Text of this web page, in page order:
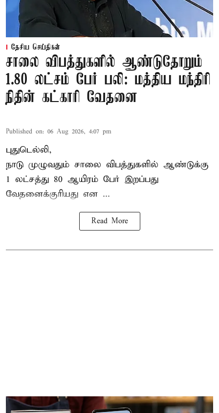
தேசிய செய்திகள்
சாலை விபத்துகளில் ஆண்டுதோறும்
1.80 லட்சம் பேர் பலி: மத்திய மந்திரி
நிதின் கட்காரி வேதனை
Published on: 06 Aug 2026, 4:07 pm
புதுடெல்லி,
நாடு முழுவதும் சாலை விபத்துகளில் ஆண்டுக்கு
1 லட்சத்து 80 ஆயிரம் பேர் இறப்பது
வேதனைக்குரியது என ...
Read More